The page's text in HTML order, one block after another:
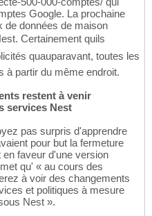
Google. La prochaine
de données de maison
Certainement quils
quauparavant, toutes les
à partir du même endroit.
restent à venir
services Nest
pas surpris d'apprendre
pour but la fermeture
faveur d'une version
qu' « au cours des
à voir des changements
et politiques à mesure
Nest ».